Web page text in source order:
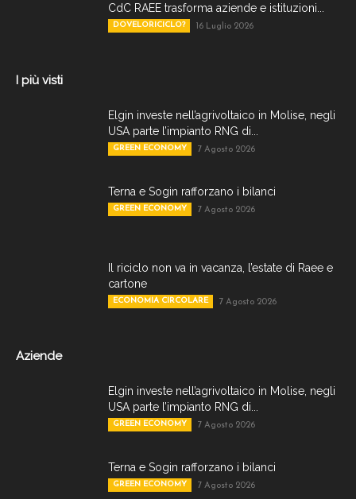
CdC RAEE trasforma aziende e istituzioni...
DOVELORICICLO? 16 Luglio 2026
I più visti
Elgin investe nell’agrivoltaico in Molise, negli
USA parte l’impianto RNG di...
GREEN ECONOMY 7 Agosto 2026
Terna e Sogin rafforzano i bilanci
GREEN ECONOMY 7 Agosto 2026
Il riciclo non va in vacanza, l’estate di Raee e
cartone
ECONOMIA CIRCOLARE 7 Agosto 2026
Aziende
Elgin investe nell’agrivoltaico in Molise, negli
USA parte l’impianto RNG di...
GREEN ECONOMY 7 Agosto 2026
Terna e Sogin rafforzano i bilanci
GREEN ECONOMY 7 Agosto 2026